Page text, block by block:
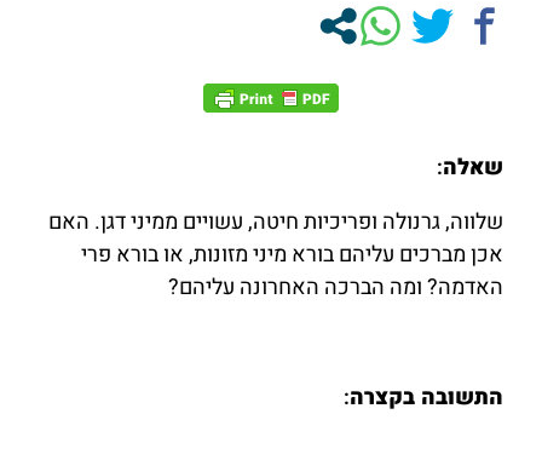
שאלה:
שלווה, גרנולה ופריכיות חיטה, עשויים ממיני דגן. האם
אכן מברכים עליהם בורא מיני מזונות, או בורא פרי
האדמה? ומה הברכה האחרונה עליהם?
התשובה בקצרה: